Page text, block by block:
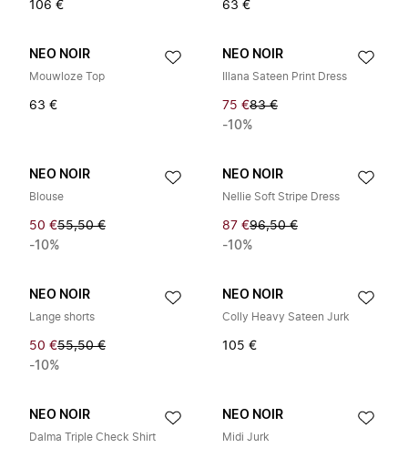
106 € 63 €
NEO NOIR
Mouwloze Top
63 €
NEO NOIR
Illana Sateen Print Dress
75 €83 €
-10%
NEO NOIR
Blouse
50 €55,50 €
-10%
NEO NOIR
Nellie Soft Stripe Dress
87 €96,50 €
-10%
NEO NOIR
Lange shorts
50 €55,50 €
-10%
NEO NOIR
Colly Heavy Sateen Jurk
105 €
NEO NOIR
Dalma Triple Check Shirt
NEO NOIR
Midi Jurk